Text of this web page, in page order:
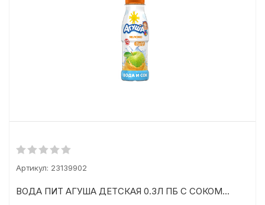
Артикул: 23139902
ВОДА ПИТ АГУША ДЕТСКАЯ 0.3Л ПБ С СОКОМ...